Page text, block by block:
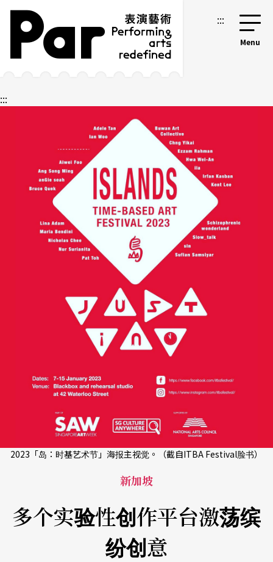
跳到主要内容区块
网站导览 :::
:::
2023「岛：时基艺术节」海报主视觉。（截自ITBA Festival脸书）
新加坡
多个实验性创作平台激荡缤
纷创意